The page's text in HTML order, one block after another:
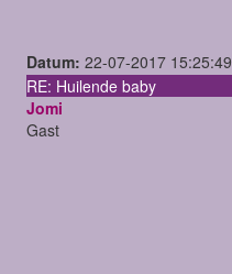
Datum: 22-07-2017 15:25:49
RE: Huilende baby
Jomi
Gast